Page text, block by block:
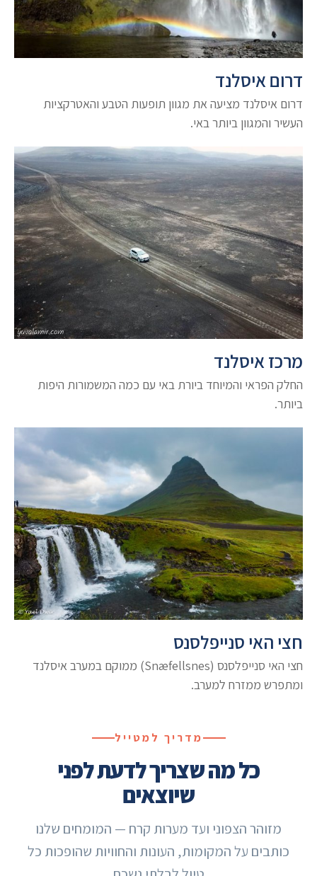
דרום איסלנד
דרום איסלנד מציעה את מגוון תופעות הטבע והאטרקציות
העשיר והמגוון ביותר באי.
מרכז איסלנד
החלק הפראי והמיוחד ביורת באי עם כמה המשמורות היפות
ביותר.
חצי האי סנייפלסנס
חצי האי סנייפלסנס (Snæfellsnes) ממוקם במערב איסלנד
ומתפרש ממזרח למערב.
מדריך למטייל
כל מה שצריך לדעת לפני
שיוצאים
מזוהר הצפוני ועד מערות קרח — המומחים שלנו
כותבים על המקומות, העונות והחוויות שהופכות כל